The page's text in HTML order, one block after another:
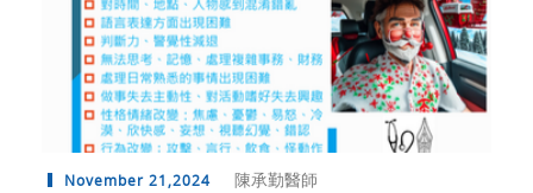
November 21,2024 陳承勤醫師